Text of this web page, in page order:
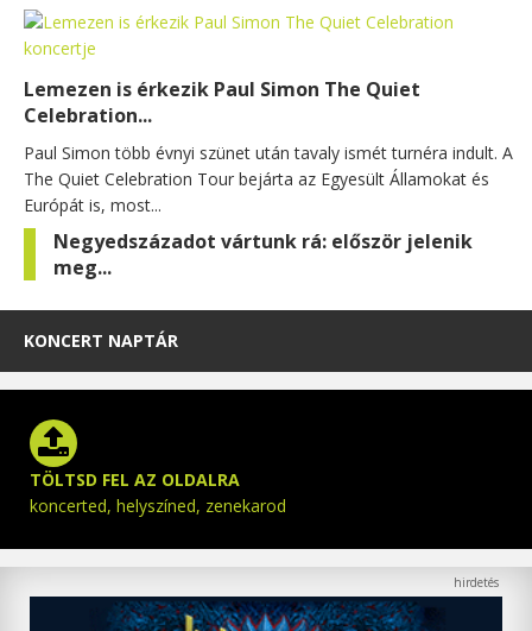
Lemezen is érkezik Paul Simon The Quiet
Celebration...
Paul Simon több évnyi szünet után tavaly ismét turnéra indult. A
The Quiet Celebration Tour bejárta az Egyesült Államokat és
Európát is, most...
Negyedszázadot vártunk rá: először jelenik
meg...
KONCERT NAPTÁR
TÖLTSD FEL AZ OLDALRA
koncerted, helyszíned, zenekarod